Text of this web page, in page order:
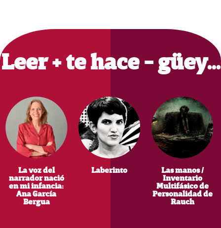
Primary
Sidebar
Leer + te hace - güey…
La voz del
narrador nació
en mi infancia:
Ana García
Bergua
Laberinto
Las manos /
Inventario
Multifásico de
Personalidad de
Rauch